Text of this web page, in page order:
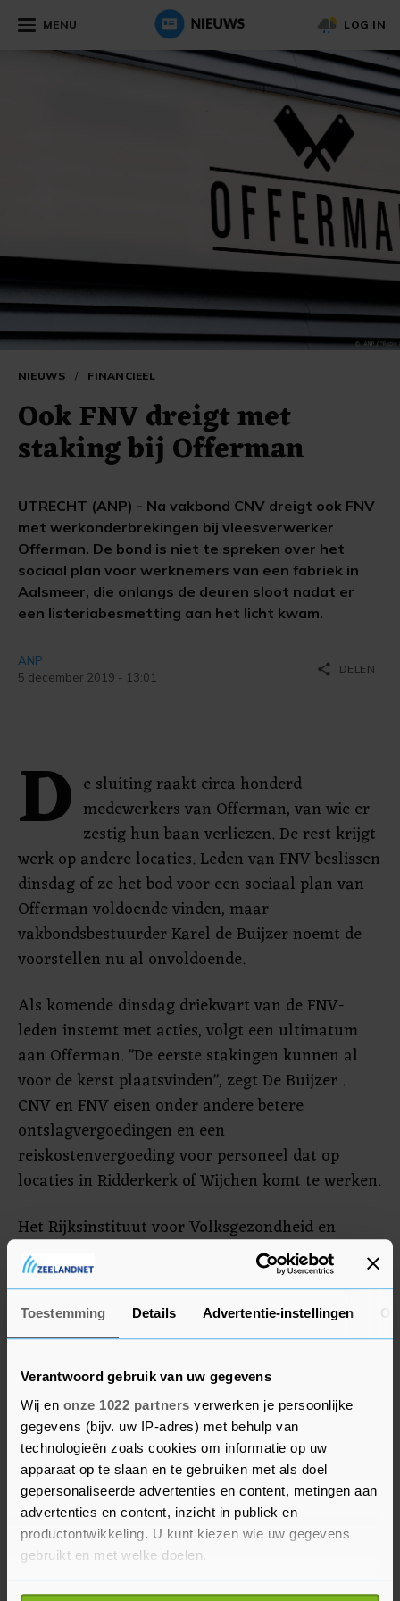
Toestemming Details Advertentie-instellingen
Verantwoord gebruik van uw gegevens
Wij en onze 1022 partners verwerken je persoonlijke
gegevens (bijv. uw IP-adres) met behulp van
technologieën zoals cookies om informatie op uw
apparaat op te slaan en te gebruiken met als doel
gepersonaliseerde advertenties en content, metingen aan
advertenties en content, inzicht in publiek en
productontwikkeling. U kunt kiezen wie uw gegevens
gebruikt en met welke doelen.
Als u het toestaat, willen we ook graag:
MENU LOG IN
NIEUWS / FINANCIEEL
Ook FNV dreigt met
staking bij Offerman
UTRECHT (ANP) - Na vakbond CNV dreigt ook FNV
met werkonderbrekingen bij vleesverwerker
Offerman. De bond is niet te spreken over het
sociaal plan voor werknemers van een fabriek in
Aalsmeer, die onlangs de deuren sloot nadat er
een listeriabesmetting aan het licht kwam.
ANP
5 december 2019 - 13:01
share DELEN
D e sluiting raakt circa honderd
medewerkers van Offerman, van wie er
zestig hun baan verliezen. De rest krijgt
werk op andere locaties. Leden van FNV beslissen
dinsdag of ze het bod voor een sociaal plan van
Offerman voldoende vinden, maar
vakbondsbestuurder Karel de Buijzer noemt de
voorstellen nu al onvoldoende.
Als komende dinsdag driekwart van de FNV-
leden instemt met acties, volgt een ultimatum
aan Offerman. "De eerste stakingen kunnen al
voor de kerst plaatsvinden", zegt De Buijzer .
CNV en FNV eisen onder andere betere
ontslagvergoedingen en een
reiskostenvergoeding voor personeel dat op
locaties in Ridderkerk of Wijchen komt te werken.
Het Rijksinstituut voor Volksgezondheid en
Milieu (RIVM) maakte in oktober bekend dat door
besmette etenswaren uit de Aalsmeerse fabriek
drie mensen waren overleden en een vrouw een
miskraam kreeg.